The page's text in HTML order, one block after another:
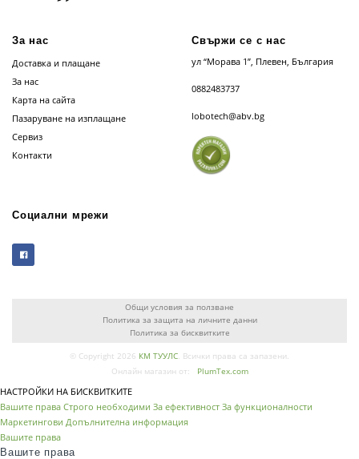
За нас
Доставка и плащане
За нас
Карта на сайта
Пазаруване на изплащане
Сервиз
Контакти
Свържи се с нас
ул “Морава 1”, Плевен, България
0882483737
lobotech@abv.bg
Социални мрежи
Общи условия за ползване
Политика за защита на личните данни
Политика за бисквитките
© Copyright 2026 КМ ТУУЛС. Всички права са запазени.
Онлайн магазин от:
PlumTex.com
НАСТРОЙКИ НА БИСКВИТКИТЕ
Вашите права Строго необходими За ефективност За функционалности
Маркетингови Допълнителна информация
Вашите права
Вашите права